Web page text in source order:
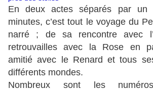
En deux actes séparés par un
minutes, c’est tout le voyage du
narré ; de sa rencontre avec
retrouvailles avec la Rose en
amitié avec le Renard et tous
différents mondes.
Nombreux sont les